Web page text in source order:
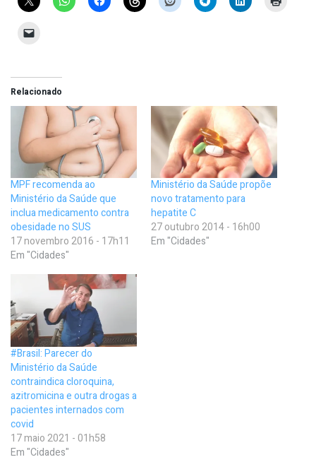
Relacionado
MPF recomenda ao
Ministério da Saúde que
inclua medicamento contra
obesidade no SUS
17 novembro 2016 - 17h11
Em "Cidades"
Ministério da Saúde propõe
novo tratamento para
hepatite C
27 outubro 2014 - 16h00
Em "Cidades"
#Brasil: Parecer do
Ministério da Saúde
contraindica cloroquina,
azitromicina e outra drogas a
pacientes internados com
covid
17 maio 2021 - 01h58
Em "Cidades"